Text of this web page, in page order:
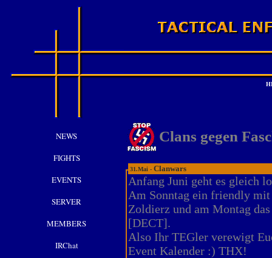
NEWS
FIGHTS
EVENTS
SERVER
MEMBERS
IRChat
Clans gegen
31.Mai - Clanwars
Anfang Juni geht es gleich
Am Sonntag ein friendly mit
Zoldierz und am Montag
[DECT].
Also Ihr TEGler verewigt
Event Kalender :) THX!